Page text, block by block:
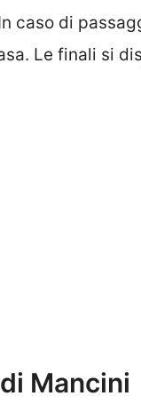
caso di
Le finali si
Mancini